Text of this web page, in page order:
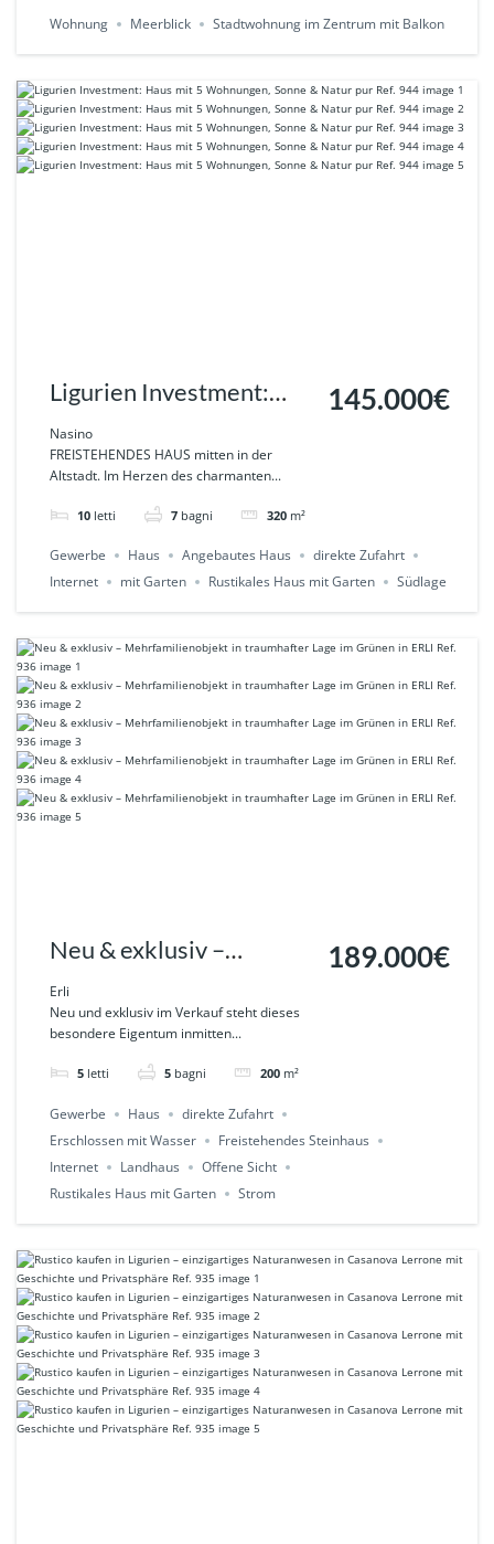
Wohnung Meerblick Stadtwohnung im Zentrum mit Balkon
Ligurien Investment:
Haus mit 5 Wohnungen,
Sonne & Natur pur Ref.
944
Nasino
FREISTEHENDES HAUS mitten in der
Altstadt. Im Herzen des charmanten...
10 letti 7 bagni 320 m²
145.000€
Gewerbe Haus Angebautes Haus
direkte Zufahrt
Internet
mit Garten Rustikales Haus mit Garten Südlage
Neu & exklusiv –
Mehrfamilienobjekt in
traumhafter Lage im
Grünen in ERLI Ref. 936
Erli
Neu und exklusiv im Verkauf steht dieses
besondere Eigentum inmitten...
5 letti 5 bagni 200 m²
189.000€
Gewerbe Haus
direkte Zufahrt
Erschlossen mit Wasser
Freistehendes Steinhaus
Internet
Landhaus
Offene Sicht
Rustikales Haus mit Garten
Strom